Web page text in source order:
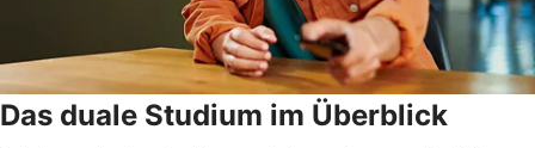
Das duale Studium im Überblick